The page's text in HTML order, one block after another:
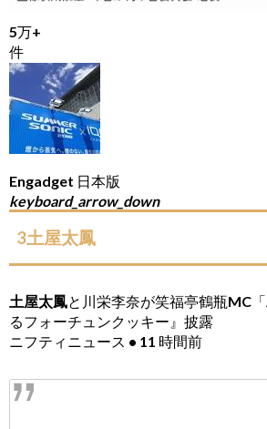
5万+
件
Engadget 日本版
keyboard_arrow_down
3土屋太鳳
土屋太鳳と川栄李奈が笑福亭鶴瓶MC
るフォーチュンクッキー』披露
ニフティニュース • 11 時間前